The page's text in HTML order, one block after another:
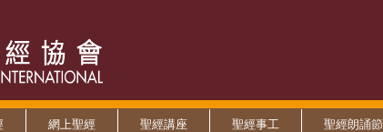
網上聖經 聖經講座 聖經事工 聖經朗誦節